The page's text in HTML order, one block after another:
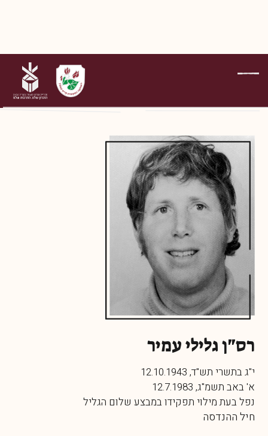
על הנופלים דפדוף בדפי הנופלים
רס"ן גלילי עמיר
י"ג בתשרי תש"ד, 12.10.1943
א' באב תשמ"ג, 12.7.1983
נפל בעת מילוי תפקידו במבצע שלום הגליל
חיל ההנדסה